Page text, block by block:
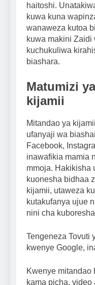
haitoshi.
kuwa kuna
wanaweza kutoa
kuwa makini Zaidi
kuchukuliwa
biashara.
Matumizi
kijamii
Mitandao ya
ufanyaji wa
Facebook,
inawafikia mamia
mmoja. Hakikisha
kuonesha bidhaa
kijamii, utaweza
kutakufanya ujue
nini cha
Tengeneza Tovuti
kwenye Google,
Kwenye mitandao
kama picha,